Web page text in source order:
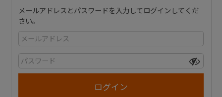
メールアドレスとパスワードを入力してログインしてくだ
さい。